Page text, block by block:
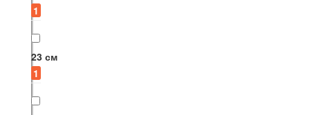
1
23 см
1